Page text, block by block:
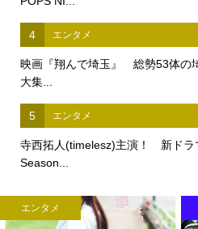
4 エンタメ
映画『翔んで埼玉』 総勢53体の
大集...
5 エンタメ
寺西拓人(timelesz)主演！ 新ドラ
Season...
エンタメ